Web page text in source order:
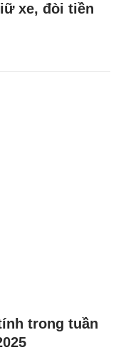
xe, đòi tiền
trong tuần